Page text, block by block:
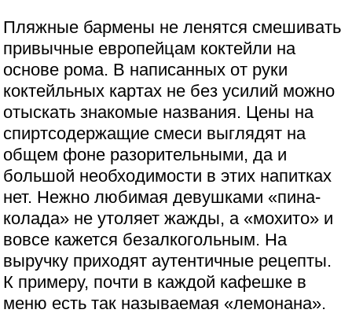
Пляжные бармены не ленятся смешивать
привычные европейцам коктейли на
основе рома. В написанных от руки
коктейльных картах не без усилий можно
отыскать знакомые названия. Цены на
спиртсодержащие смеси выглядят на
общем фоне разорительными, да и
большой необходимости в этих напитках
нет. Нежно любимая девушками «пина-
колада» не утоляет жажды, а «мохито» и
вовсе кажется безалкогольным. На
выручку приходят аутентичные рецепты.
К примеру, почти в каждой кафешке в
меню есть так называемая «лемонана».